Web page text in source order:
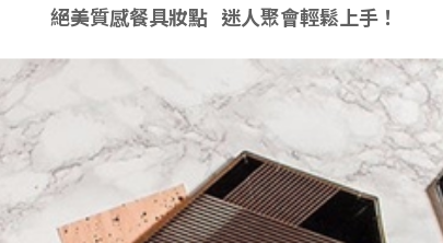
絕美質感餐具妝點 迷人聚會輕鬆上手！